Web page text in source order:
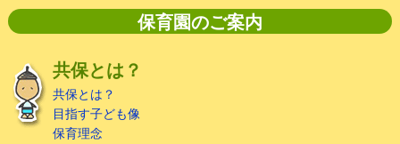
保育園のご案内
共保とは？
共保とは？
目指す子ども像
保育理念